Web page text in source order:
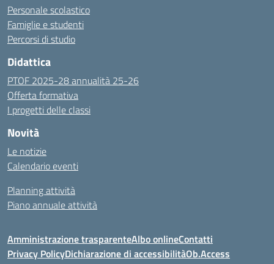
Personale scolastico
Famiglie e studenti
Percorsi di studio
Didattica
PTOF 2025-28 annualità 25-26
Offerta formativa
I progetti delle classi
Novità
Le notizie
Calendario eventi
Planning attività
Piano annuale attività
Amministrazione trasparenteAlbo onlineContatti
Privacy PolicyDichiarazione di accessibilitàOb.Access